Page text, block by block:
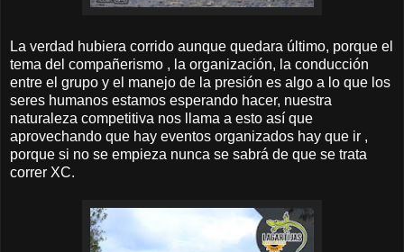
La verdad hubiera corrido aunque quedara último, porque el
tema del compañerismo , la organización, la conducción
entre el grupo y el manejo de la presión es algo a lo que los
seres humanos estamos esperando hacer, nuestra
naturaleza competitiva nos llama a esto así que
aprovechando que hay eventos organizados hay que ir ,
porque si no se empieza nunca se sabrá de que se trata
correr XC.